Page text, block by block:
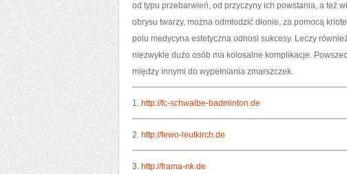
od typu przebarwień, od przyczyny ich powstania, a też
obrysu twarzy, można odmłodzić dłonie, za pomocą
polu medycyna estetyczna odnosi sukcesy. Leczy
niezwykle dużo osób ma kolosalne komplikacje.
między innymi do wypełniania zmarszczek.
1. http://fc-schwalbe-badminton.de
2. http://fewo-leutkirch.de
3. http://frama-nk.de